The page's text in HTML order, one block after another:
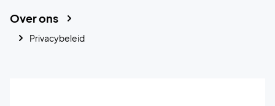
Over ons
Privacybeleid